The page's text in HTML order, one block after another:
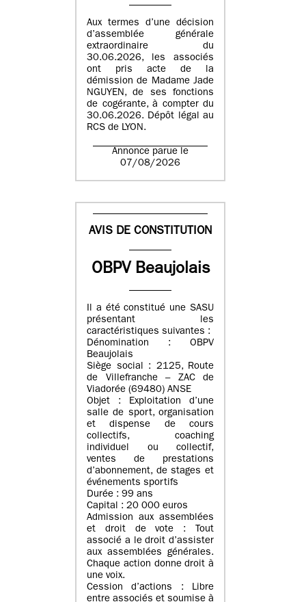
Aux termes d’une décision
d’assemblée générale
extraordinaire du
30.06.2026, les associés
ont pris acte de la
démission de Madame Jade
NGUYEN, de ses fonctions
de cogérante, à compter du
30.06.2026. Dépôt légal au
RCS de LYON.
Annonce parue le
07/08/2026
AVIS DE CONSTITUTION
OBPV Beaujolais
Il a été constitué une SASU
présentant les
caractéristiques suivantes :
Dénomination : OBPV
Beaujolais
Siège social : 2125, Route
de Villefranche – ZAC de
Viadorée (69480) ANSE
Objet : Exploitation d’une
salle de sport, organisation
et dispense de cours
collectifs, coaching
individuel ou collectif,
ventes de prestations
d’abonnement, de stages et
événements sportifs
Durée : 99 ans
Capital : 20 000 euros
Admission aux assemblées
et droit de vote : Tout
associé a le droit d’assister
aux assemblées générales.
Chaque action donne droit à
une voix.
Cession d’actions : Libre
entre associés et soumise à